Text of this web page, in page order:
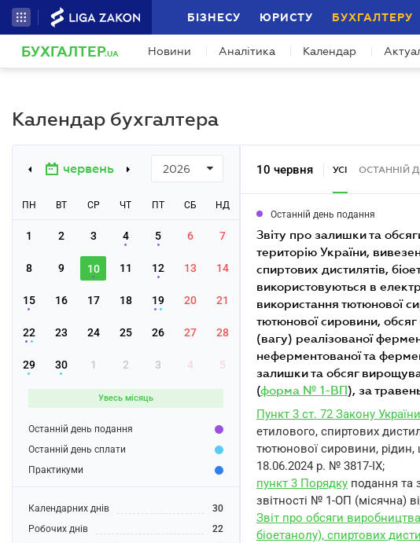
БІЗНЕСУ ЮРИСТУ БУХГАЛТЕРУ
БУХГАЛТЕР.UA Новини Аналітика Календар
Календар бухгалтера
червень 2026
ПН ВТ СР ЧТ ПТ СБ НД
1 2 3 4 5 6 7
8 9 10 11 12 13 14
15 16 17 18 19 20 21
22 23 24 25 26 27 28
29 30 1 2 3 4 5
Увесь місяць
Останній день подання
Останній день сплати
Практикуми
Календарних днів
30
Робочих днів
22
10 червня УСІ ОСТАННІЙ
Останній день подання
звіту про залишки та обсяги виробництва та/або обігу (в тому числі ввезення на митну
територію України,
спиртових дистилятів,
використовуються в
використання тютюнової
тютюнової сировини,
(вагу) реалізованої
неферментованої та
залишки та обсяг
(форма № 1-ВП), за
Пункт 3 ст. 72 Закону України
етилового, спиртових
тютюнової сировини, рідин,
18.06.2024 р. № 3817-IX;
пункт 3 Порядку подання та
звітності № 1-ОП (місячна)
Звіт про обсяги
біоетанолу), спиртових